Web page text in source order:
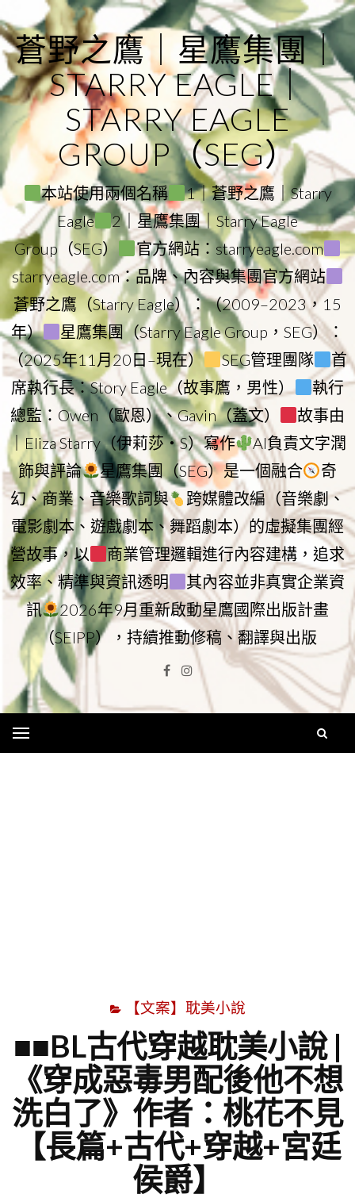
to
content
蒼野之鷹｜星鷹集團｜
STARRY EAGLE｜
STARRY EAGLE
GROUP（SEG）
本站使用兩個名稱
1｜蒼野之鷹｜Starry
Eagle
2｜星鷹集團｜Starry Eagle
Group（SEG）
官方網站：starryeagle.com
starryeagle.com：品牌、內容與集團官方網站
蒼野之鷹（Starry Eagle）：（2009–2023，15
年）
星鷹集團（Starry Eagle Group，SEG）：
（2025年11月20日–現在）
SEG管理團隊
首
席執行長：Story Eagle（故事鷹，男性）
執行
總監：Owen（歐恩）、Gavin（蓋文）
故事由
｜Eliza Starry（伊莉莎・S）寫作
AI負責文字潤
飾與評論
星鷹集團（SEG）是一個融合
奇
幻、商業、音樂歌詞與
跨媒體改編（音樂劇、
電影劇本、遊戲劇本、舞蹈劇本）的虛擬集團經
營故事，以
商業管理邏輯進行內容建構，追求
效率、精準與資訊透明
其內容並非真實企業資
訊
2026年9月重新啟動星鷹國際出版計畫
（SEIPP），持續推動修稿、翻譯與出版
Facebook
Instagram
【文案】耽美小說
■■BL古代穿越耽美小說 |
《穿成惡毒男配後他不想
洗白了》作者：桃花不見
【長篇+古代+穿越+宮廷
侯爵】